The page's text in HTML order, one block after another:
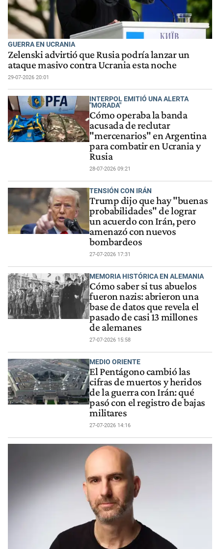
GUERRA EN UCRANIA
Zelenski advirtió que Rusia podría lanzar un
ataque masivo contra Ucrania esta noche
29-07-2026 20:01
INTERPOL EMITIÓ UNA ALERTA
"MORADA"
Cómo operaba la banda
acusada de reclutar
"mercenarios" en Argentina
para combatir en Ucrania y
Rusia
28-07-2026 09:21
TENSIÓN CON IRÁN
Trump dijo que hay "buenas
probabilidades" de lograr
un acuerdo con Irán, pero
amenazó con nuevos
bombardeos
27-07-2026 17:31
MEMORIA HISTÓRICA EN ALEMANIA
Cómo saber si tus abuelos
fueron nazis: abrieron una
base de datos que revela el
pasado de casi 13 millones
de alemanes
27-07-2026 15:58
MEDIO ORIENTE
El Pentágono cambió las
cifras de muertos y heridos
de la guerra con Irán: qué
pasó con el registro de bajas
militares
27-07-2026 14:16